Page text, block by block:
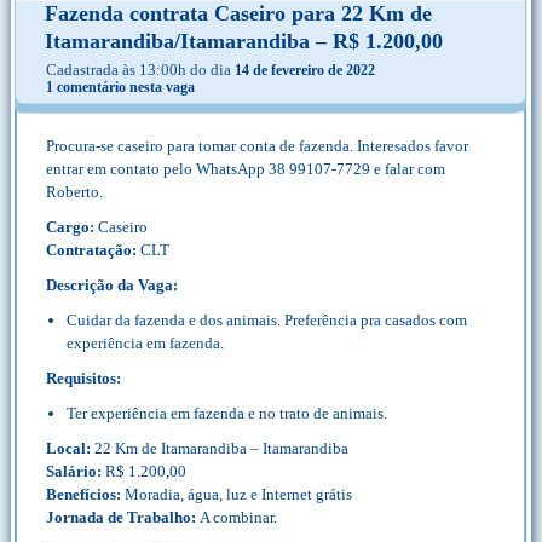
Fazenda contrata Caseiro para 22 Km de
Itamarandiba/Itamarandiba – R$ 1.200,00
Cadastrada às 13:00h do dia 14 de fevereiro de 2022
1 comentário nesta vaga
Procura-se caseiro para tomar conta de fazenda. Interesados favor
entrar em contato pelo WhatsApp 38 99107-7729 e falar com
Roberto.
Cargo: Caseiro
Contratação: CLT
Descrição da Vaga:
Cuidar da fazenda e dos animais. Preferência pra casados com
experiência em fazenda.
Requisitos:
Ter experiência em fazenda e no trato de animais.
Local: 22 Km de Itamarandiba – Itamarandiba
Salário: R$ 1.200,00
Benefícios: Moradia, água, luz e Internet grátis
Jornada de Trabalho: A combinar.